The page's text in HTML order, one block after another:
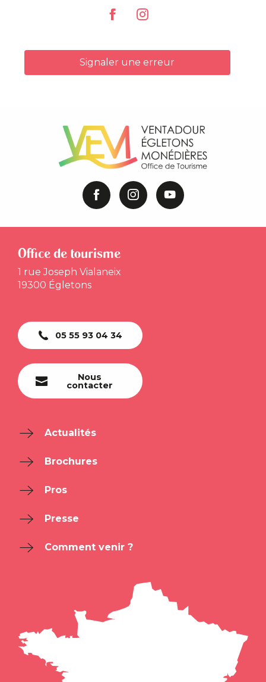
Signaler une erreur
Office de tourisme
1 rue Joseph Vialaneix
19300 Égletons
05 55 93 04 34
Nous
contacter
Actualités
Brochures
Pros
Presse
Comment venir ?